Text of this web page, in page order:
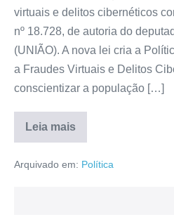
virtuais e delitos cibernéticos
nº 18.728, de autoria do
(UNIÃO). A nova lei cria a
a Fraudes Virtuais e Delitos
conscientizar a população […]
Leia mais
Arquivado em: Política